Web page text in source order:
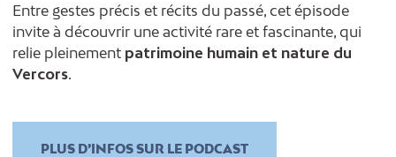
Entre gestes précis et récits du passé, cet épisode
invite à découvrir une activité rare et fascinante, qui
relie pleinement patrimoine humain et nature du
Vercors.
PLUS D’INFOS SUR LE PODCAST